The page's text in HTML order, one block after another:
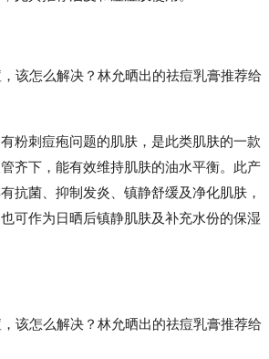
粉刺痘疱问题的肌肤，是此类肌肤的一款
齐下，能有效维持肌肤的油水平衡。此产
抗菌、抑制发炎、镇静舒缓及净化肌肤，
可作为日晒后镇静肌肤及补充水份的保湿